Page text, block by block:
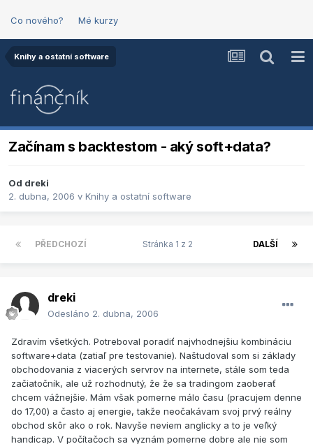
Co nového? Mé kurzy
Knihy a ostatní software
Začínam s backtestom - aký soft+data?
Od dreki
2. dubna, 2006 v Knihy a ostatní software
PŘEDCHOZÍ DALŠÍ
Stránka 1 z 2
dreki
Odesláno 2. dubna, 2006
Zdravím všetkých. Potreboval poradiť najvhodnejšiu kombináciu
software+data (zatiaľ pre testovanie). Naštudoval som si základy
obchodovania z viacerých servrov na internete, stále som teda
začiatočník, ale už rozhodnutý, že že sa tradingom zaoberať
chcem vážnejšie. Mám však pomerne málo času (pracujem denne
do 17,00) a často aj energie, takže neočakávam svoj prvý reálny
obchod skôr ako o rok. Navyše neviem anglicky a to je veľký
handicap. V počítačoch sa vyznám pomerne dobre ale nie som